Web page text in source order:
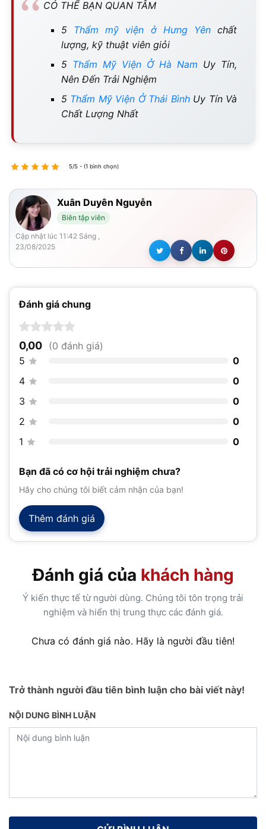
CÓ THỂ BẠN QUAN TÂM
5 Thẩm mỹ viện ở Hưng Yênchất
lượng, kỹ thuật viên giỏi
5 Thẩm Mỹ Viện Ở Hà Nam Uy Tín,
Nên Đến Trải Nghiệm
5 Thẩm Mỹ Viện Ở Thái BìnhUy Tín Và
Chất Lượng Nhất
5/5 - (1 bình chọn)
Xuân Duyên Nguyễn
Biên tập viên
Cập nhật lúc 11:42 Sáng ,
23/08/2025
Đánh giá chung
0,00 (0 đánh giá)
5
0
4
0
3
0
2
0
1
0
Bạn đã có cơ hội trải nghiệm chưa?
Hãy cho chúng tôi biết cảm nhận của bạn!
Thêm đánh giá
Đánh giá của khách hàng
Ý kiến thực tế từ người dùng. Chúng tôi tôn trọng trải
nghiệm và hiển thị trung thực các đánh giá.
Chưa có đánh giá nào. Hãy là người đầu tiên!
Trở thành người đầu tiên bình luận cho bài viết này!
NỘI DUNG BÌNH LUẬN